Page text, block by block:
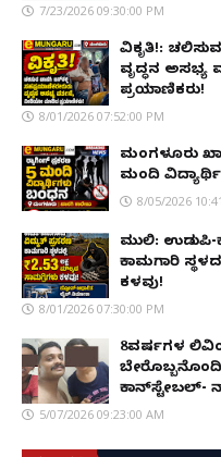
7/23/2026 09:30:00 PM
ವಿಕೃತಿ!:
ವೃದ್ಧನ
ಪ್ರಯಾಣಿಕರು!
8/01/2026 07:52:00 PM
ಮಂಗಳೂರು
ಮಂದಿ
8/05/2026
ಮುಲ್ಕಿ:
ಕಾಮಗಾರಿ
ಕಳವು!
8/01/2026 07:30:00 PM
8ವರ್ಷಗಳ
ಕಾನ್‌ಸ್ಟೇಬಲ್-
5/07/2026 09:23:00 AM